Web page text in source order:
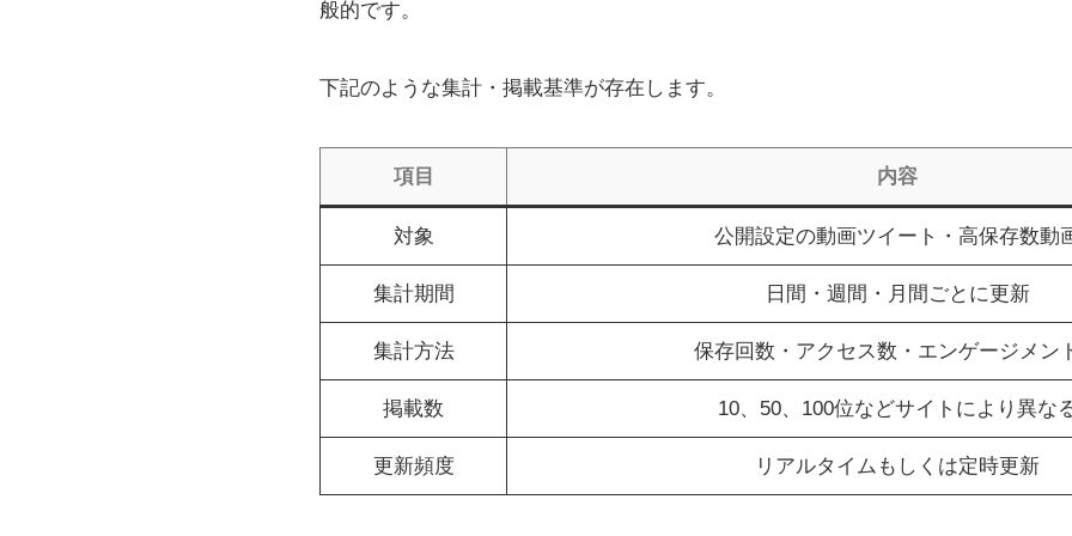
般的です。
下記のような集計・掲載基準が存在します。
項目 内容
対象 公開設定の動画ツイート・高保存数動
集計期間 日間・週間・月間ごとに更新
集計方法 保存回数・アクセス数・エンゲージメン
掲載数 10、50、100位などサイトにより異な
更新頻度 リアルタイムもしくは定時更新